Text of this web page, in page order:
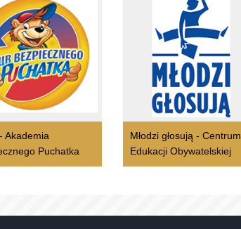
Akademia
Puchatka
Młodzi głosują - Centrum
Edukacji Obywatelskiej